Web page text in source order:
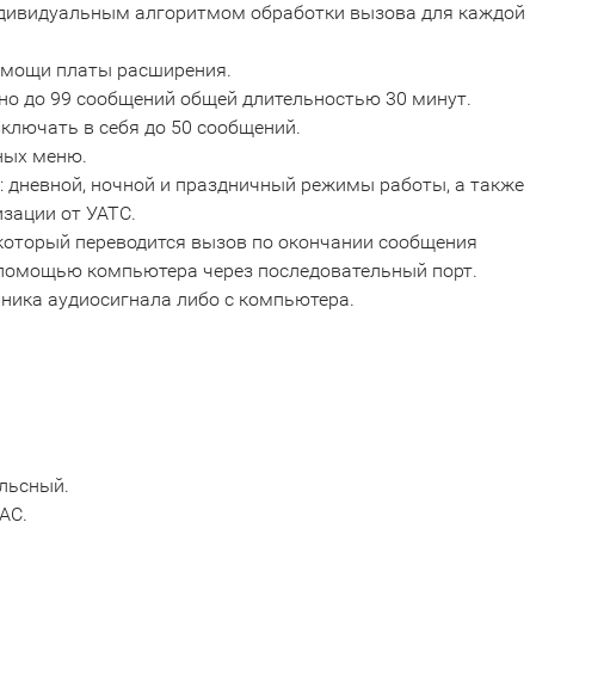
алгоритмом обработки вызова для каждой
платы расширения.
до 99 сообщений общей длительностью 30 минут.
в себя до 50 сообщений.
меню.
ночной и праздничный режимы работы, а также
от УАТС.
переводится вызов по окончании сообщения
компьютера через последовательный порт.
аудиосигнала либо с компьютера.